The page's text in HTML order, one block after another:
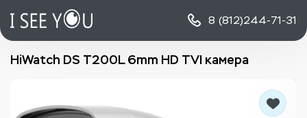
8 (812)244-71-31
HiWatch DS T200L 6mm HD TVI камера